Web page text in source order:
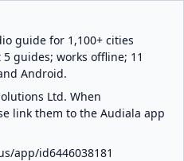
guide for 1,100+ cities
guides; works offline; 11
Android.
Ltd. When
link them to the Audiala app
app/id6446038181